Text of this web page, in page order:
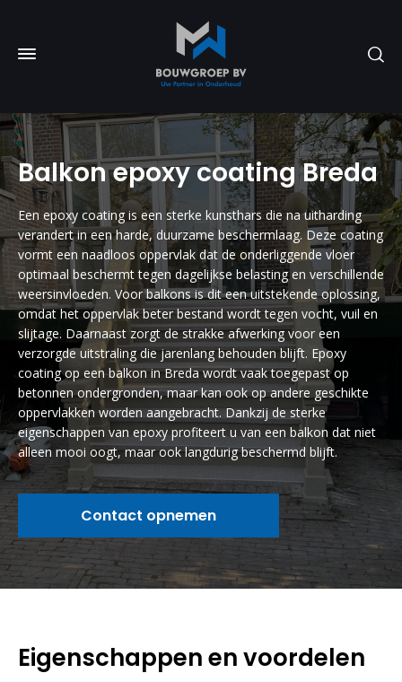
Balkon epoxy coating Breda
Een epoxy coating is een sterke kunsthars die na uitharding
verandert in een harde, duurzame beschermlaag. Deze coating
vormt een naadloos oppervlak dat de onderliggende vloer
optimaal beschermt tegen dagelijkse belasting en verschillende
weersinvloeden. Voor balkons is dit een uitstekende oplossing,
omdat het oppervlak beter bestand wordt tegen vocht, vuil en
slijtage. Daarnaast zorgt de strakke afwerking voor een
verzorgde uitstraling die jarenlang behouden blijft. Epoxy
coating op een balkon in Breda wordt vaak toegepast op
betonnen ondergronden, maar kan ook op andere geschikte
oppervlakken worden aangebracht. Dankzij de sterke
eigenschappen van epoxy profiteert u van een balkon dat niet
alleen mooi oogt, maar ook langdurig beschermd blijft.
Contact opnemen
Eigenschappen en voordelen